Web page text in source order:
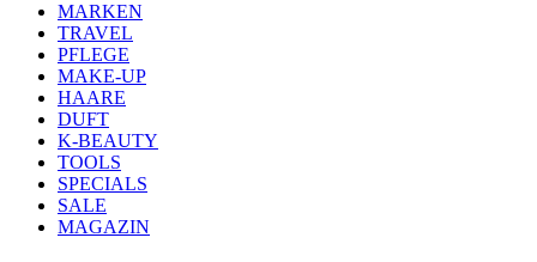
MARKEN
TRAVEL
PFLEGE
MAKE-UP
HAARE
DUFT
K-BEAUTY
TOOLS
SPECIALS
SALE
MAGAZIN